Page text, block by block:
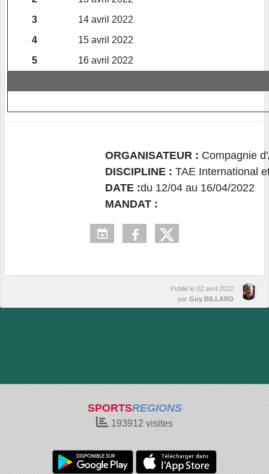
3
14 avril 2022
4
15 avril 2022
5
16 avril 2022
ORGANISATEUR : Compagnie
DISCIPLINE : TAE International
DATE :du 12/04 au 16/04/2022
MANDAT :
Publié le 02 avril 2022
par Guy BILLARD
SPORTSREGIONS
193912 visites